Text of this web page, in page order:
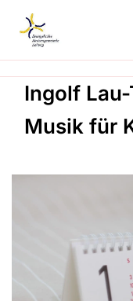
Ingolf
Musik für